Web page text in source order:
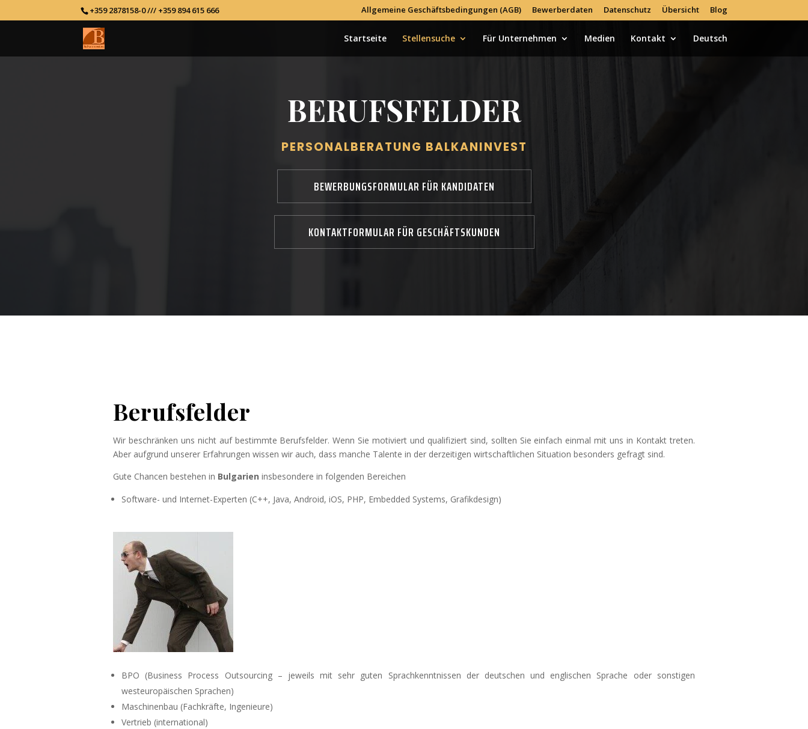
+359 2878158-0 /// +359 894 615 666 Allgemeine Geschäftsbedingungen (AGB) Bewerberdaten Datenschutz Übersicht Blog
Startseite Stellensuche Für Unternehmen Medien Kontakt Deutsch
BERUFSFELDER
PERSONALBERATUNG BALKANINVEST
BEWERBUNGSFORMULAR FÜR KANDIDATEN
KONTAKTFORMULAR FÜR GESCHÄFTSKUNDEN
Berufsfelder
Wir beschränken uns nicht auf bestimmte Berufsfelder. Wenn Sie motiviert und qualifiziert sind, sollten Sie einfach einmal mit uns in Kontakt treten.
Aber aufgrund unserer Erfahrungen wissen wir auch, dass manche Talente in der derzeitigen wirtschaftlichen Situation besonders gefragt sind.
Gute Chancen bestehen in Bulgarien insbesondere in folgenden Bereichen
Software- und Internet-Experten (C++, Java, Android, iOS, PHP, Embedded Systems, Grafikdesign)
BPO (Business Process Outsourcing – jeweils mit sehr guten Sprachkenntnissen der deutschen und englischen Sprache oder sonstigen
westeuropäischen Sprachen)
Maschinenbau (Fachkräfte, Ingenieure)
Vertrieb (international)